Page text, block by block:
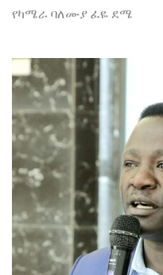
የካሜራ ባለሙያ ፈዬ ደሜ